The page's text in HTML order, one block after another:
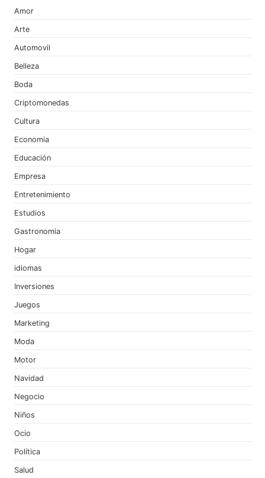
Amor
Arte
Automovil
Belleza
Boda
Criptomonedas
Cultura
Economia
Educación
Empresa
Entretenimiento
Estudios
Gastronomia
Hogar
idiomas
Inversiones
Juegos
Marketing
Moda
Motor
Navidad
Negocio
Niños
Ocio
Política
Salud